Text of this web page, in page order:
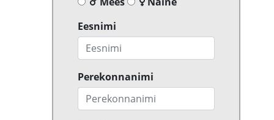
Eesnimi
Perekonnanimi